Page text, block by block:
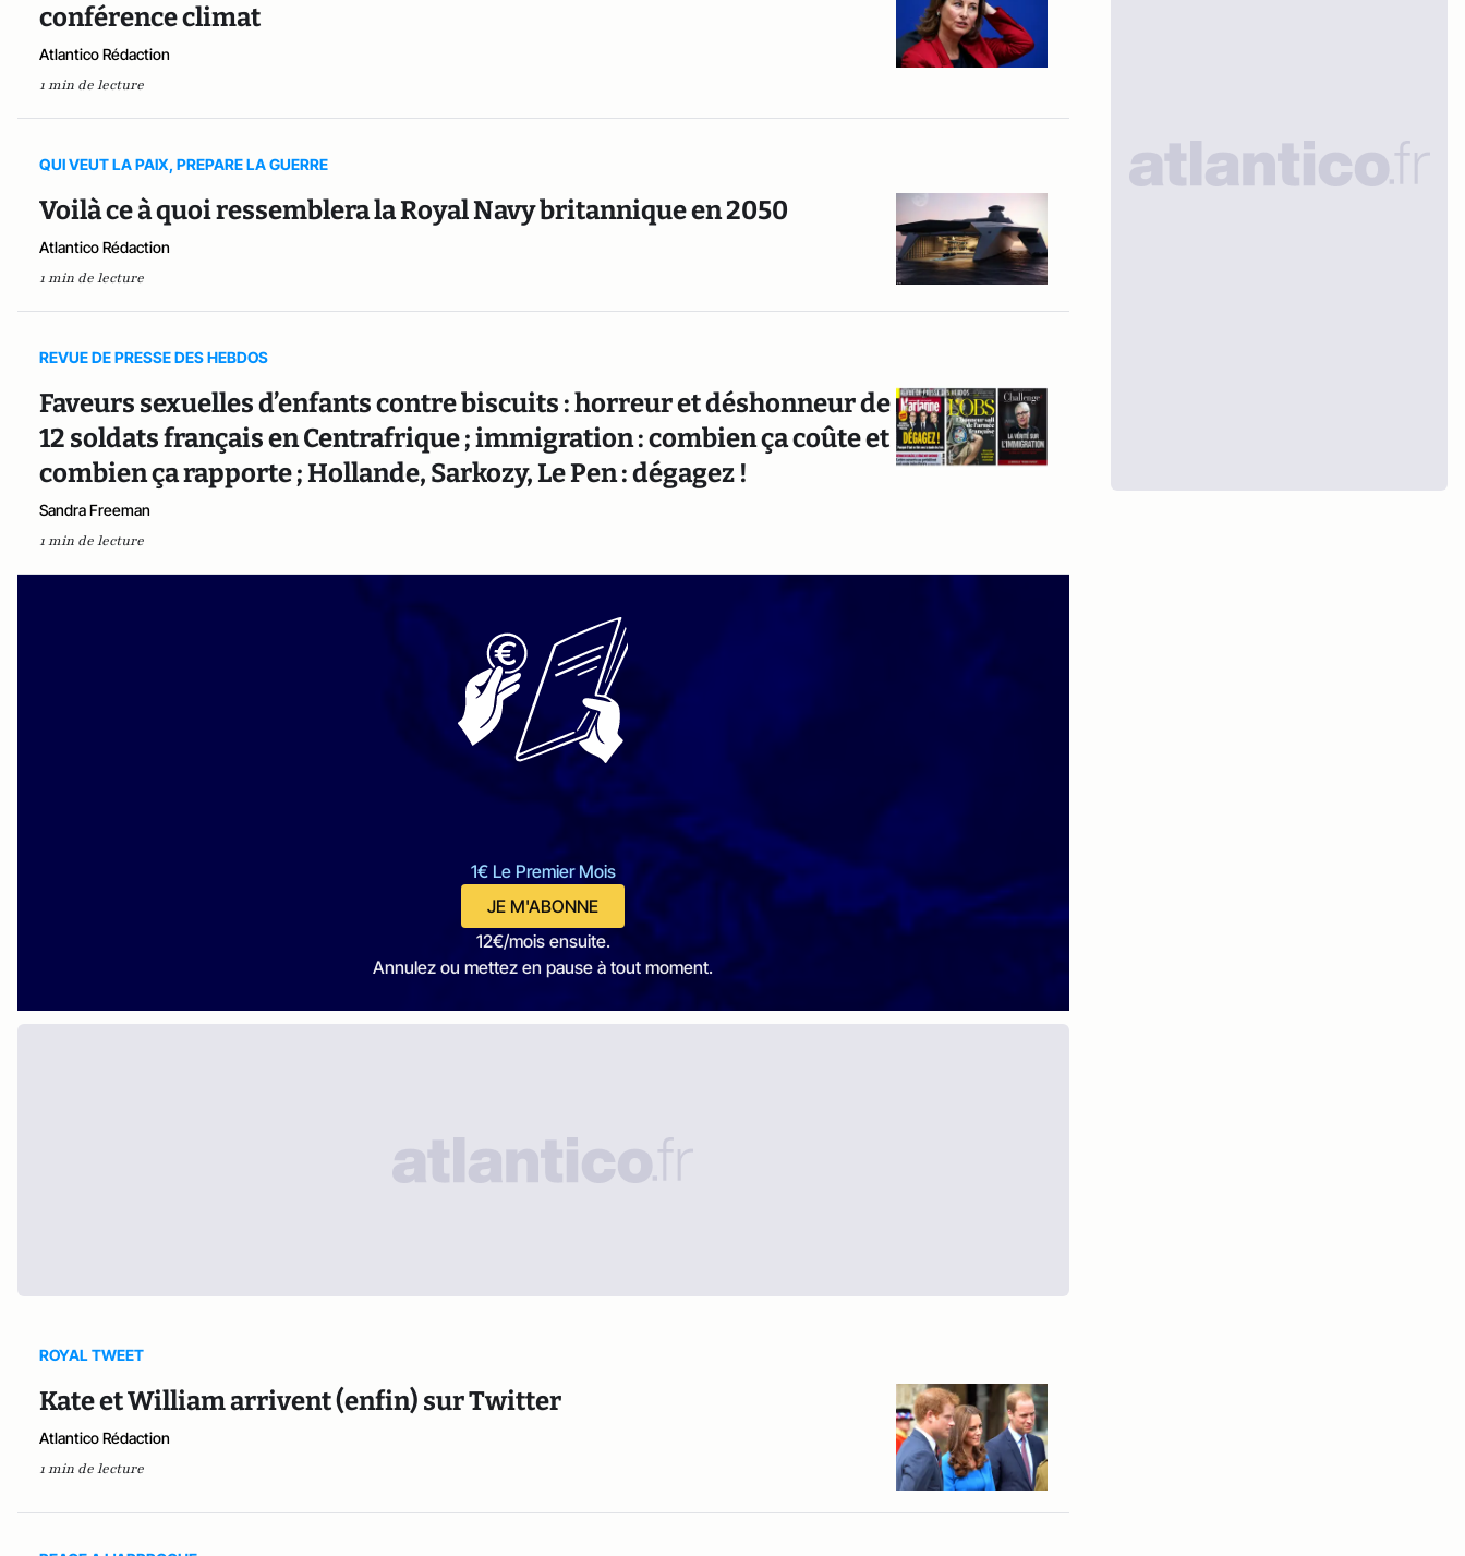
conférence climat
Atlantico Rédaction
1 min de lecture
QUI VEUT LA PAIX, PREPARE LA GUERRE
Voilà ce à quoi ressemblera la Royal Navy britannique en 2050
Atlantico Rédaction
1 min de lecture
REVUE DE PRESSE DES HEBDOS
Faveurs sexuelles d’enfants contre biscuits : horreur et déshonneur de
12 soldats français en Centrafrique ; immigration : combien ça coûte et
combien ça rapporte ; Hollande, Sarkozy, Le Pen : dégagez !
Sandra Freeman
1 min de lecture
1€ Le Premier Mois
JE M'ABONNE
12€/mois ensuite.
Annulez ou mettez en pause à tout moment.
ROYAL TWEET
Kate et William arrivent (enfin) sur Twitter
Atlantico Rédaction
1 min de lecture